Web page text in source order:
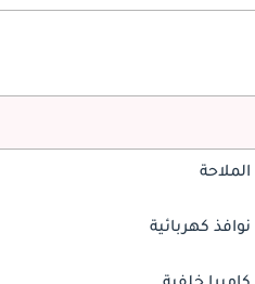
الملاحة
نوافذ كهربائية